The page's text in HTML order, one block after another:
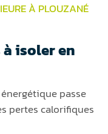
À PLOUZANÉ
isoler en
passe
pertes calorifiques